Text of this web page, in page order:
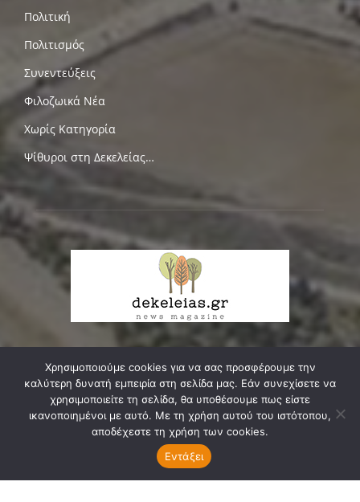
Πολιτική
Πολιτισμός
Συνεντεύξεις
Φιλοζωικά Νέα
Χωρίς Κατηγορία
Ψίθυροι στη Δεκελείας…
ΣΧΕΤΙΚΑ ΜΕ ΕΜΑΣ
Δεκελείας, ο δικός μας δρόμος, κεντρική αρτηρία της
κοινωνικής, οικιστικής και πολιτιστικής μας ενότητας,
ζευγαρώνει τις δυο πάλαι ποτέ κοινότητες της Νέας
Φιλαδέλφειας και...Διαβάστε Περισσότερα ...
Χρησιμοποιούμε cookies για να σας προσφέρουμε την
καλύτερη δυνατή εμπειρία στη σελίδα μας. Εάν συνεχίσετε να
χρησιμοποιείτε τη σελίδα, θα υποθέσουμε πως είστε
ικανοποιημένοι με αυτό. Με τη χρήση αυτού του ιστότοπου,
αποδέχεστε τη χρήση των cookies.
Εντάξει